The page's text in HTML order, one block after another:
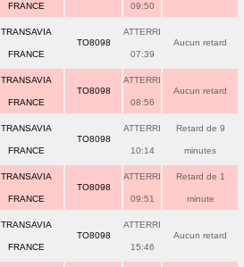
FRANCE 09:50
TRANSAVIA
FRANCE
TO8098
ATTERRI
07:39
Aucun retard
TRANSAVIA
FRANCE
TO8098
ATTERRI
08:56
Aucun retard
TRANSAVIA
FRANCE
TO8098
ATTERRI
10:14
Retard de 9
minutes
TRANSAVIA
FRANCE
TO8098
ATTERRI
09:51
Retard de 1
minute
TRANSAVIA
FRANCE
TO8098
ATTERRI
15:46
Aucun retard